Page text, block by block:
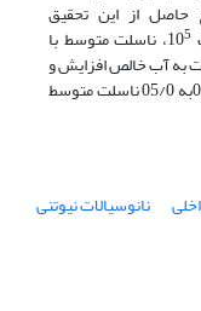
حاصل از این تحقیق
5 ، ناسلت متوسط با
،۶۱/٢۴ درصد نسبت به آب خالص افزایش و
همچنین با افزایش کسرحجمی نانوذرات از02/0به 05/0 ناسلت متوسط
نانوسیالات نیوتنی